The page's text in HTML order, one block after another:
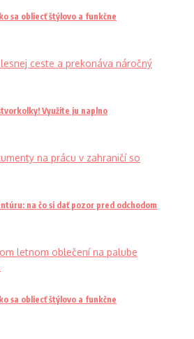
sa obliecť štýlovo a funkčne
Využite ju naplno
na čo si dať pozor pred odchodom
sa obliecť štýlovo a funkčne